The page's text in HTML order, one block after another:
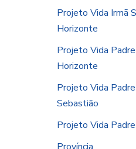
Projeto Vida Irmã
Horizonte
Projeto Vida
Horizonte
Projeto Vida
Sebastião
Projeto Vida